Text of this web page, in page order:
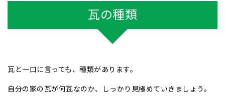
瓦の種類
瓦と一口に言っても、種類があります。
自分の家の瓦が何瓦なのか、しっかり見極めていきましょう。